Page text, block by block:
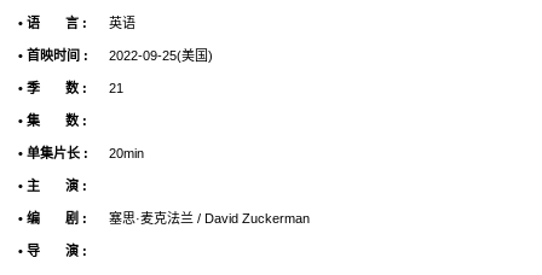
• 语 言 : 英语
• 首映时间 : 2022-09-25(美国)
• 季 数 : 21
• 集 数 :
• 单集片长 : 20min
• 主 演 :
• 编 剧 : 塞思·麦克法兰 / David Zuckerman
• 导 演 :